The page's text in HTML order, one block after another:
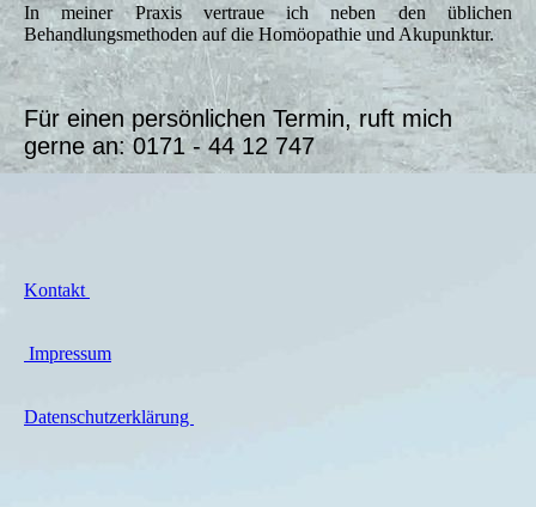
In meiner Praxis vertraue ich neben den üblichen
Behandlungsmethoden auf die Homöopathie und Akupunktur.
Für einen persönlichen Termin, ruft mich
gerne an: 0171 - 44 12 747
Kontakt
Impressum
Datenschutzerklärung